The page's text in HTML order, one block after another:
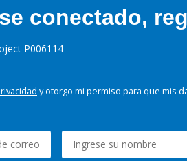
conectado,
P006114
y otorgo mi permiso para que mis